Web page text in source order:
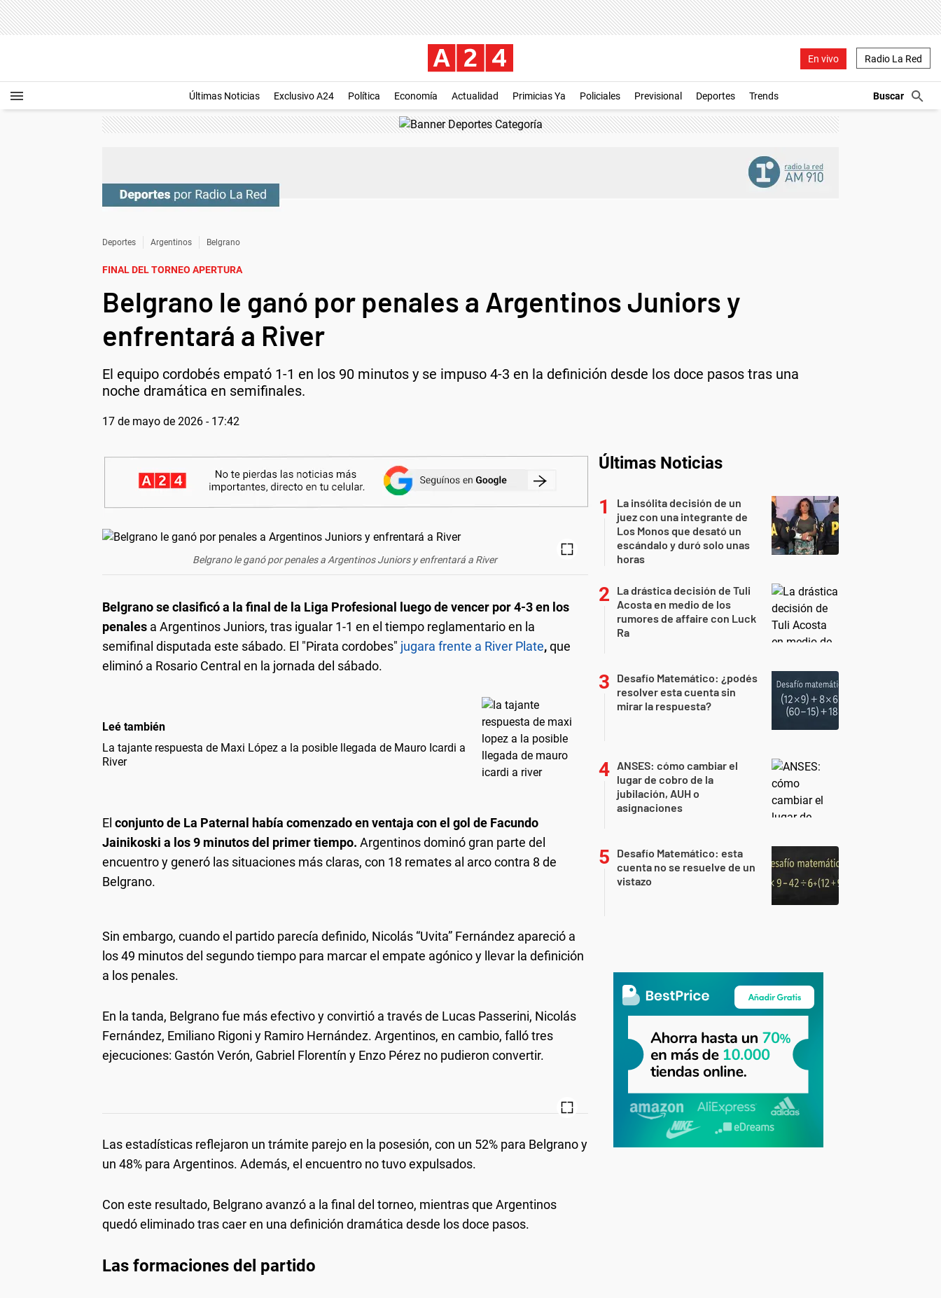
En vivo Radio La Red
Últimas Noticias Exclusivo A24 Política Economía Actualidad Primicias Ya Policiales Previsional Deportes Trends
Deportes Argentinos Belgrano
FINAL DEL TORNEO APERTURA
Belgrano le ganó por penales a Argentinos Juniors y
enfrentará a River
El equipo cordobés empató 1-1 en los 90 minutos y se impuso 4-3 en la definición desde los doce pasos tras una
noche dramática en semifinales.
17 de mayo de 2026 - 17:42
Belgrano le ganó por penales a Argentinos Juniors y enfrentará a River
Belgrano se clasificó a la final de la Liga Profesional luego de vencer por 4-3 en los
penales a Argentinos Juniors, tras igualar 1-1 en el tiempo reglamentario en la
semifinal disputada este sábado. El "Pirata cordobes" jugara frente a River Plate,que
eliminó a Rosario Central en la jornada del sábado.
Leé también
La tajante respuesta de Maxi López a la posible llegada de Mauro Icardi a
River
El conjunto de La Paternal había comenzado en ventaja con el gol de Facundo
Jainikoski a los 9 minutos del primer tiempo. Argentinos dominó gran parte del
encuentro y generó las situaciones más claras, con 18 remates al arco contra 8 de
Belgrano.
Sin embargo, cuando el partido parecía definido, Nicolás “Uvita” Fernández apareció a
los 49 minutos del segundo tiempo para marcar el empate agónico y llevar la definición
a los penales.
En la tanda, Belgrano fue más efectivo y convirtió a través de Lucas Passerini, Nicolás
Fernández, Emiliano Rigoni y Ramiro Hernández. Argentinos, en cambio, falló tres
ejecuciones: Gastón Verón, Gabriel Florentín y Enzo Pérez no pudieron convertir.
Las estadísticas reflejaron un trámite parejo en la posesión, con un 52% para Belgrano y
un 48% para Argentinos. Además, el encuentro no tuvo expulsados.
Con este resultado, Belgrano avanzó a la final del torneo, mientras que Argentinos
quedó eliminado tras caer en una definición dramática desde los doce pasos.
Las formaciones del partido
Últimas Noticias
La insólita decisión de un
juez con una integrante de
Los Monos que desató un
escándalo y duró solo unas
horas
La drástica decisión de Tuli
Acosta en medio de los
rumores de affaire con Luck
Ra
Desafío Matemático: ¿podés
resolver esta cuenta sin
mirar la respuesta?
ANSES: cómo cambiar el
lugar de cobro de la
jubilación, AUH o
asignaciones
Desafío Matemático: esta
cuenta no se resuelve de un
vistazo